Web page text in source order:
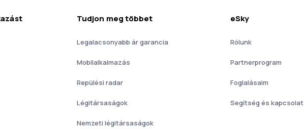
Tudjon meg többet
Legalacsonyabb ár garancia
Mobilalkalmazás
Repülési radar
Légitársaságok
Nemzeti légitársaságok
eSky
Rólunk
Partnerprogram
Foglalásaim
Segítség és kapcsolat